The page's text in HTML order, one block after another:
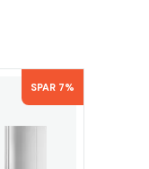
SPAR 7%